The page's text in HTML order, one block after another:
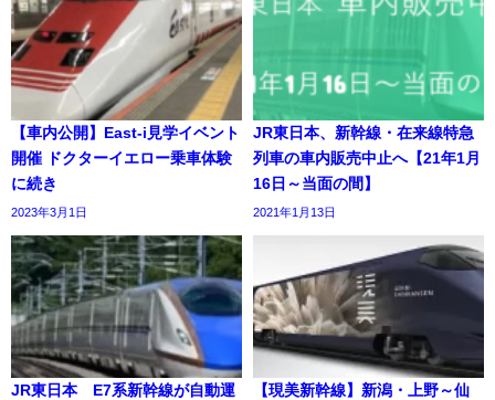
【車内公開】East-i見学イベント
開催 ドクターイエロー乗車体験
に続き
2023年3月1日
JR東日本、新幹線・在来線特急
列車の車内販売中止へ【21年1月
16日～当面の間】
2021年1月13日
JR東日本 E7系新幹線が自動運
【現美新幹線】新潟・上野～仙